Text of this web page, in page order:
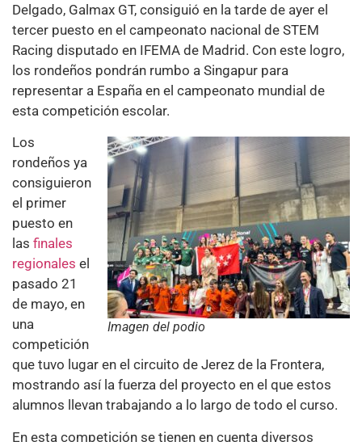
Delgado, Galmax GT, consiguió en la tarde de ayer el
tercer puesto en el campeonato nacional de STEM
Racing disputado en IFEMA de Madrid. Con este logro,
los rondeños pondrán rumbo a Singapur para
representar a España en el campeonato mundial de
esta competición escolar.
Imagen del podio
Los
rondeños ya
consiguieron
el primer
puesto en
las finales
regionales el
pasado 21
de mayo, en
una
competición
que tuvo lugar en el circuito de Jerez de la Frontera,
mostrando así la fuerza del proyecto en el que estos
alumnos llevan trabajando a lo largo de todo el curso.
En esta competición se tienen en cuenta diversos